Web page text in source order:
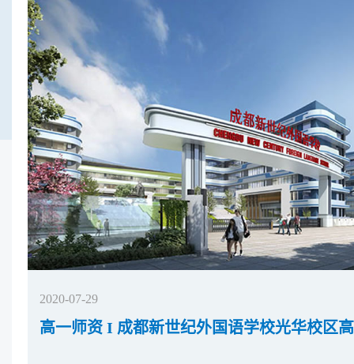
2020-07-29
高一师资 I 成都新世纪外国语学校光华校区